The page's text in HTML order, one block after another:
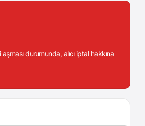
durumunda, alıcı iptal hakkına